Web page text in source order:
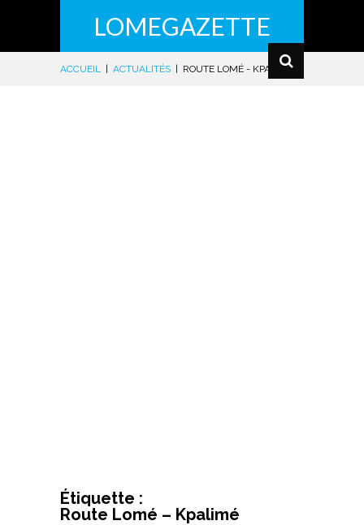
LOMEGAZETTE
ACCUEIL ACTUALITÉS ROUTE LOMÉ - KPALIMÉ
Étiquette :
Route Lomé – Kpalimé